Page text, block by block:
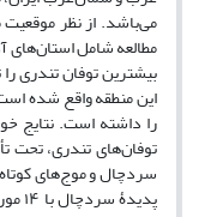
می‌باشد. از نظر
بیشترین توفان تندری
را داشته است. نتایج
توفان‌های تندری، تحت
سردچال و موج‌های